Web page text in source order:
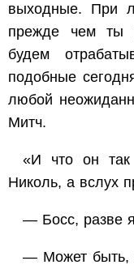
выходные. При
прежде чем ты
будем
подобные
любой
Митч.
«И что он
Николь, а вслух
— Босс, разве
— Может быть,